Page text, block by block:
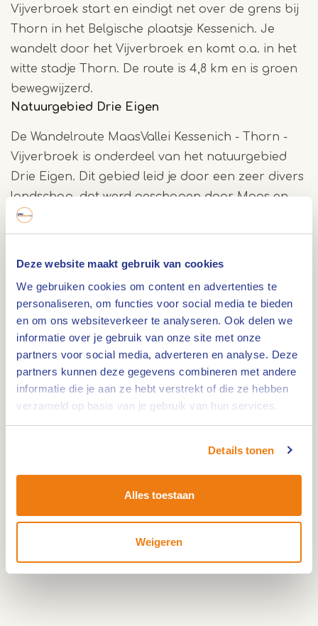
Deze website maakt gebruik van cookies
We gebruiken cookies om content en advertenties te
personaliseren, om functies voor social media te bieden
en om ons websiteverkeer te analyseren. Ook delen we
informatie over je gebruik van onze site met onze
partners voor social media, adverteren en analyse. Deze
partners kunnen deze gegevens combineren met andere
informatie die je aan ze hebt verstrekt of die ze hebben
verzameld op basis van je gebruik van hun services.
Details tonen
Alles toestaan
Weigeren
Vijverbroek start en eindigt net over de grens bij
Thorn in het Belgische plaatsje Kessenich. Je
wandelt door het Vijverbroek en komt o.a. in het
witte stadje Thorn. De route is 4,8 km en is groen
bewegwijzerd.
Natuurgebied Drie Eigen
De Wandelroute MaasVallei Kessenich - Thorn -
Vijverbroek is onderdeel van het natuurgebied
Drie Eigen. Dit gebied leid je door een zeer divers
landschap, dat werd geschapen door Maas en
mens. Tijdens deze internationale wandeling
maak je kennis met de verrassende combinatie
Eigen: Kessenich, Thorn en Neeritter. De folder
bevat zes kwaliteitsvolle wandellussen die de Drie
Eigen binden en die je de mooiste plekjes van het
gebied laten zien.
Foto's: ©Kristel Fotografie
Wandelroute MaasVallei
Kessenich - Thorn -
Vijverbroek